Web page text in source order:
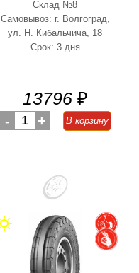
Склад №8
Самовывоз: г. Волгоград,
ул. Н. Кибальчича, 18
Срок: 3 дня
13796 ₽
- 1 + В корзину